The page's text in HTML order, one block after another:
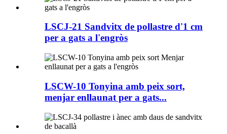
LSCJ-21 Sandvitx de pollastre d'1 cm
per a gats a l'engròs
LSCW-10 Tonyina amb peix sort,
menjar enllaunat per a gats...